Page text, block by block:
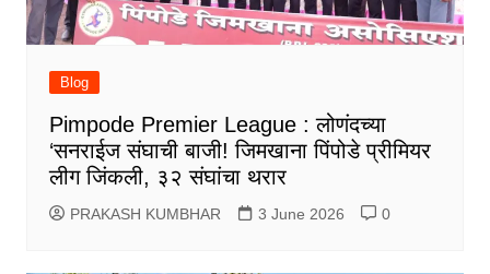
Blog
Pimpode Premier League : लोणंदच्या
‘सनराईज संघाची बाजी! जिमखाना पिंपोडे प्रीमियर
लीग जिंकली, ३२ संघांचा थरार
PRAKASH KUMBHAR 3 June 2026 0